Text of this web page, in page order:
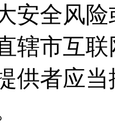
安全风
辖市互
供者应